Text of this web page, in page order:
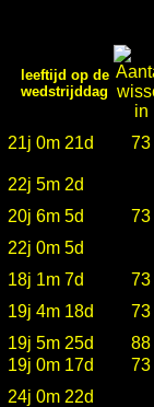
leeftijd op de
wedstrijddag
21j 0m 21d
73
22j 5m 2d
20j 6m 5d
73
22j 0m 5d
18j 1m 7d
73
19j 4m 18d
73
19j 5m 25d
88
19j 0m 17d
73
24j 0m 22d